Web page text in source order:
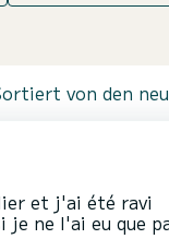
von den
et j'ai été ravi
je ne l'ai eu que